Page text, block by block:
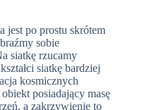
jest po prostu skrótem
sobie
siatkę rzucamy
siatkę bardziej
kosmicznych
posiadający masę
a zakrzywienie to